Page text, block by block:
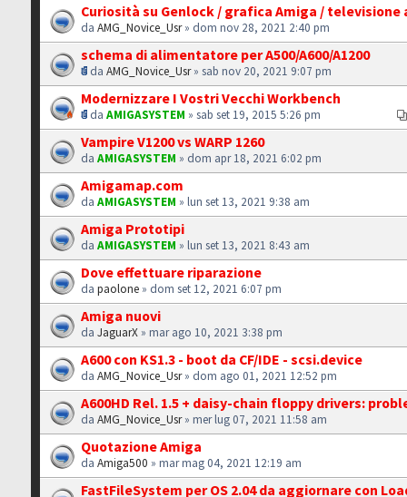
Curiosità su Genlock / grafica Amiga / televisione
daAMG_Novice_Usr» dom nov 28, 2021 2:40 pm
schema di alimentatore per A500/A600/A1200
daAMG_Novice_Usr» sab nov 20, 2021 9:07 pm
Modernizzare I Vostri Vecchi Workbench
daAMIGASYSTEM » sab set 19, 2015 5:26 pm
Vampire V1200 vs WARP 1260
daAMIGASYSTEM » dom apr 18, 2021 6:02 pm
Amigamap.com
daAMIGASYSTEM » lun set 13, 2021 9:38 am
Amiga Prototipi
daAMIGASYSTEM » lun set 13, 2021 8:43 am
Dove effettuare riparazione
dapaolone » dom set 12, 2021 6:07 pm
Amiga nuovi
daJaguarX » mar ago 10, 2021 3:38 pm
A600 con KS1.3 - boot da CF/IDE - scsi.device
daAMG_Novice_Usr» dom ago 01, 2021 12:52 pm
A600HD Rel. 1.5 + daisy-chain floppy drivers:
daAMG_Novice_Usr» mer lug 07, 2021 11:58 am
Quotazione Amiga
daAmiga500 » mar mag 04, 2021 12:19 am
FastFileSystem per OS 2.04 da aggiornare con